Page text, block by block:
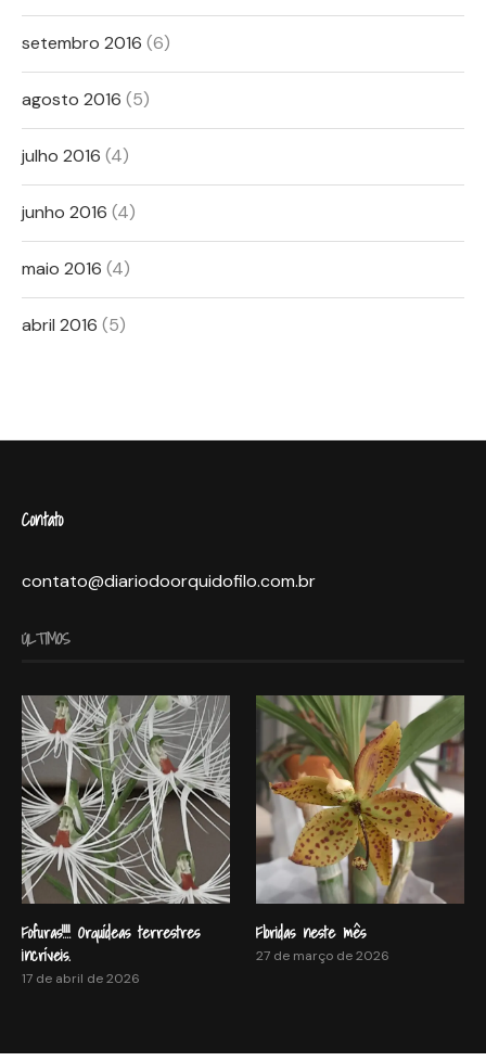
setembro 2016 (6)
agosto 2016 (5)
julho 2016 (4)
junho 2016 (4)
maio 2016 (4)
abril 2016 (5)
Contato
contato@diariodoorquidofilo.com.br
ÚLTIMOS
Fofuras!!!! Orquídeas terrestres
incríveis.
17 de abril de 2026
Floridas neste mês
27 de março de 2026